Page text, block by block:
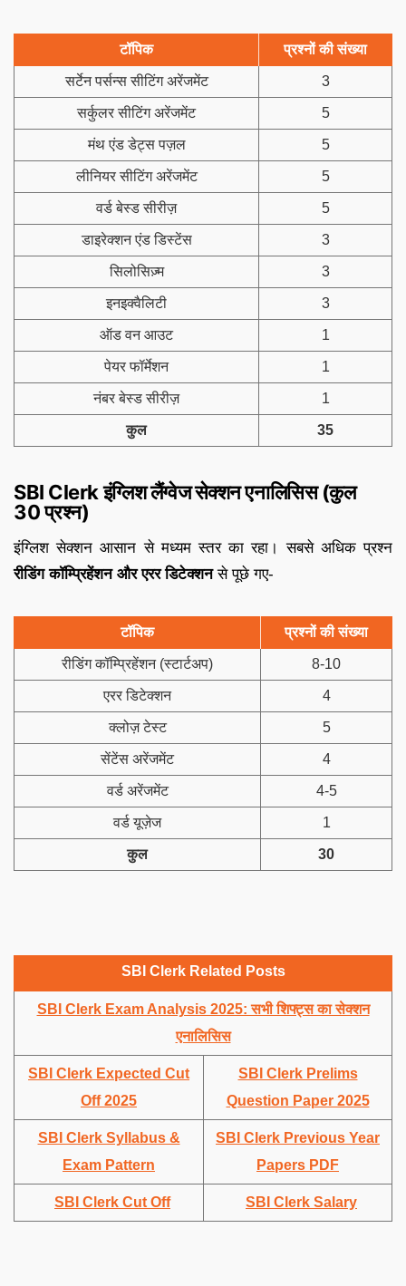
टॉपिक प्रश्नों की संख्या
सर्टेन पर्सन्स सीटिंग अरेंजमेंट 3
सर्कुलर सीटिंग अरेंजमेंट 5
मंथ एंड डेट्स पज़ल 5
लीनियर सीटिंग अरेंजमेंट 5
वर्ड बेस्ड सीरीज़ 5
डाइरेक्शन एंड डिस्टेंस 3
सिलोसिज़्म 3
इनइक्वैलिटी 3
ऑड वन आउट 1
पेयर फॉर्मेशन 1
नंबर बेस्ड सीरीज़ 1
कुल 35
SBI Clerk इंग्लिश लैंग्वेज सेक्शन एनालिसिस (कुल
30 प्रश्न)
इंग्लिश सेक्शन आसान से मध्यम स्तर का रहा। सबसे अधिक प्रश्न
रीडिंग कॉम्प्रिहेंशन और एरर डिटेक्शनसे पूछे गए-
टॉपिक प्रश्नों की संख्या
रीडिंग कॉम्प्रिहेंशन (स्टार्टअप) 8-10
एरर डिटेक्शन 4
क्लोज़ टेस्ट 5
सेंटेंस अरेंजमेंट 4
वर्ड अरेंजमेंट 4-5
वर्ड यूज़ेज 1
कुल 30
SBI Clerk Related Posts
SBI Clerk Exam Analysis 2025: सभी शिफ्ट्स का सेक्शन
एनालिसिस
SBI Clerk Expected Cut
Off 2025
SBI Clerk Prelims
Question Paper 2025
SBI Clerk Syllabus &
Exam Pattern
SBI Clerk Previous Year
Papers PDF
SBI Clerk Cut Off SBI Clerk Salary